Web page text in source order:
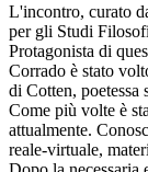
L'incontro, curato
per gli Studi
Protagonista di
Corrado è stato
di Cotten, poetessa
Come più volte è
attualmente.
reale-virtuale,